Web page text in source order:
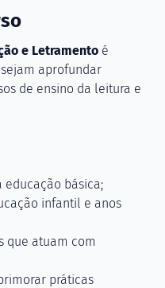
e Letramento é
aprofundar
de ensino da leitura e
educação básica;
infantil e anos
que atuam com
práticas